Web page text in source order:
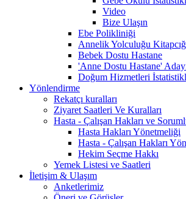
Video
Bize Ulaşın
Ebe Polikliniği
Annelik Yolculuğu
Bebek Dostu Hastane
'Anne Dostu Hastane'
Doğum Hizmetleri
Yönlendirme
Rekatçı kuralları
Ziyaret Saatleri Ve Kuralları
Hasta - Çalışan Hakları ve
Hasta Hakları Yönetmeliği
Hasta - Çalışan Hakları
Hekim Seçme Hakkı
Yemek Listesi ve Saatleri
İletişim & Ulaşım
Anketlerimiz